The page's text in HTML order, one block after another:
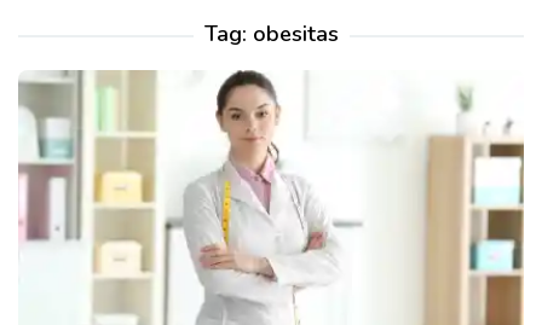
Tag: obesitas